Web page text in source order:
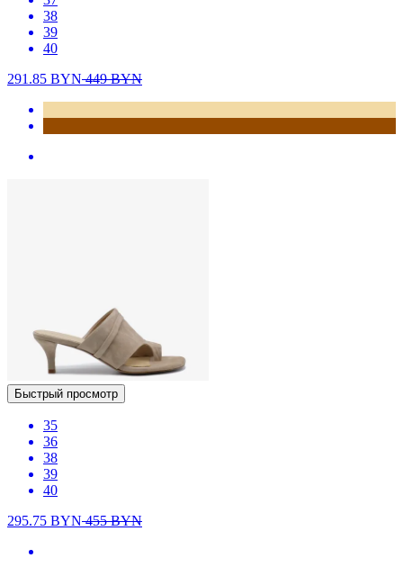
38
39
40
291.85 BYN449BYN
Быстрый просмотр
35
36
38
39
40
295.75 BYN455BYN